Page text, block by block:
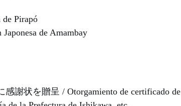
Pirapó
de Amambay
謝状を贈呈 / Otorgamiento de certificado de